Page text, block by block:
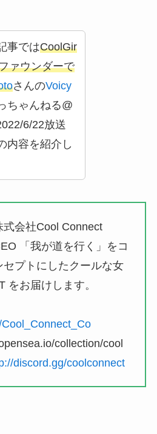
事ではCoolGir
ァウンダーで
さんのVoicy
ちゃんねる@
6/22放送
内容を紹介し
式会社Cool Connect
「我が道を行く」をコ
セプトにしたクールな女
をお届けします。
collection/cool
discord.gg/coolconnect